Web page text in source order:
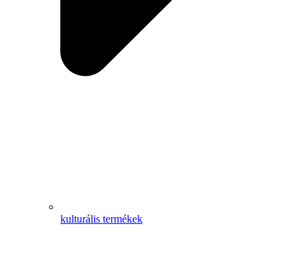
kulturális termékek